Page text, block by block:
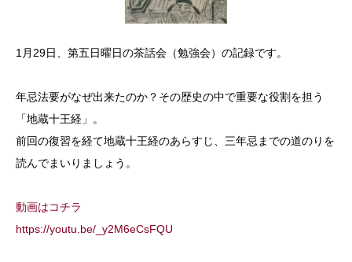
1月29日、第五日曜日の茶話会（勉強会）の記録です。
年忌法要がなぜ出来たのか？その歴史の中で重要な役割を担う
「地蔵十王経」。
前回の復習を経て地蔵十王経のあらすじ、三年忌までの道のりを
読んでまいりましょう。
動画はコチラ
https://youtu.be/_y2M6eCsFQU